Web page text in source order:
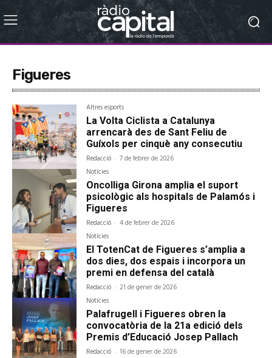
Figueres
Altres esports
La Volta Ciclista a Catalunya
arrencarà des de Sant Feliu de
Guíxols per cinquè any consecutiu
Redacció - 7 de febrer de 2026
Notícies
Oncolliga Girona amplia el suport
psicològic als hospitals de Palamós i
Figueres
Redacció - 4 de febrer de 2026
Notícies
El TotenCat de Figueres s’amplia a
dos dies, dos espais i incorpora un
premi en defensa del català
Redacció - 21 de gener de 2026
Notícies
Palafrugell i Figueres obren la
convocatòria de la 21a edició dels
Premis d’Educació Josep Pallach
Redacció - 16 de gener de 2026